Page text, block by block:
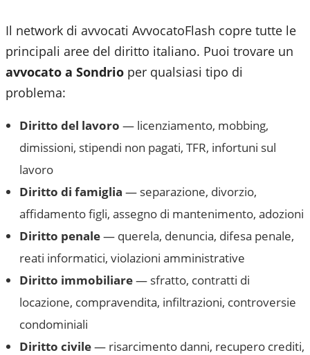
Il network di avvocati AvvocatoFlash copre tutte le
principali aree del diritto italiano. Puoi trovare un
avvocato a Sondrio per qualsiasi tipo di
problema:
Diritto del lavoro — licenziamento, mobbing,
dimissioni, stipendi non pagati, TFR, infortuni sul
lavoro
Diritto di famiglia — separazione, divorzio,
affidamento figli, assegno di mantenimento, adozioni
Diritto penale— querela, denuncia, difesa penale,
reati informatici, violazioni amministrative
Diritto immobiliare— sfratto, contratti di
locazione, compravendita, infiltrazioni, controversie
condominiali
Diritto civile— risarcimento danni, recupero crediti,